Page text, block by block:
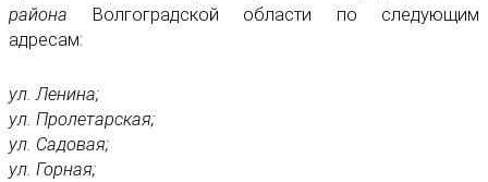
района Волгоградской области по следующим
адресам:
ул. Ленина;
ул. Пролетарская;
ул. Садовая;
ул. Горная;